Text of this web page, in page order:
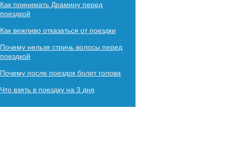
Как принимать Драмину перед
поездкой
Как вежливо отказаться от поездки
Почему нельзя стричь волосы перед
поездкой
Почему после поездок болит голова
Что взять в поездку на 3 дня